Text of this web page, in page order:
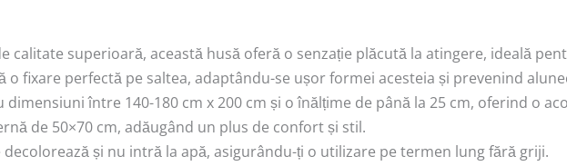
calitate superioară, această husă oferă o senzație plăcută la atingere, ideală
o fixare perfectă pe saltea, adaptându-se ușor formei acesteia și prevenind
între 140-180 cm x 200 cm și o înălțime de până la 25 cm, oferind o
de 50×70 cm, adăugând un plus de confort și stil.
decolorează și nu intră la apă, asigurându-ți o utilizare pe termen lung fără griji.